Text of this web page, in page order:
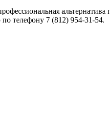
альтернатива
телефону 7 (812) 954-31-54.